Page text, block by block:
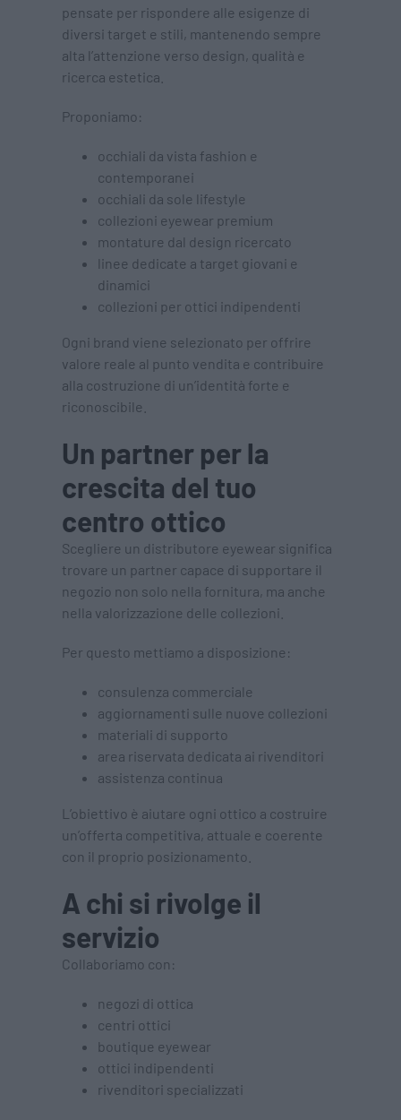
pensate per rispondere alle esigenze di
diversi target e stili, mantenendo sempre
alta l’attenzione verso design, qualità e
ricerca estetica.
Proponiamo:
occhiali da vista fashion e
contemporanei
occhiali da sole lifestyle
collezioni eyewear premium
montature dal design ricercato
linee dedicate a target giovani e
dinamici
collezioni per ottici indipendenti
Ogni brand viene selezionato per offrire
valore reale al punto vendita e contribuire
alla costruzione di un’identità forte e
riconoscibile.
Un partner per la
crescita del tuo
centro ottico
Scegliere un distributore eyewear significa
trovare un partner capace di supportare il
negozio non solo nella fornitura, ma anche
nella valorizzazione delle collezioni.
Per questo mettiamo a disposizione:
consulenza commerciale
aggiornamenti sulle nuove collezioni
materiali di supporto
area riservata dedicata ai rivenditori
assistenza continua
L’obiettivo è aiutare ogni ottico a costruire
un’offerta competitiva, attuale e coerente
con il proprio posizionamento.
A chi si rivolge il
servizio
Collaboriamo con:
negozi di ottica
centri ottici
boutique eyewear
ottici indipendenti
rivenditori specializzati